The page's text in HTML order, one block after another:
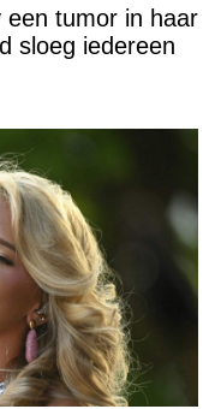
tumor in haar
sloeg iedereen